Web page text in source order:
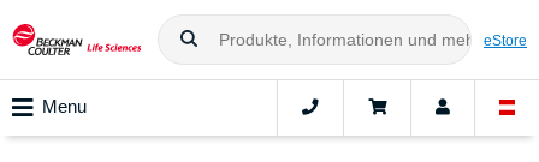
eStore
Menu